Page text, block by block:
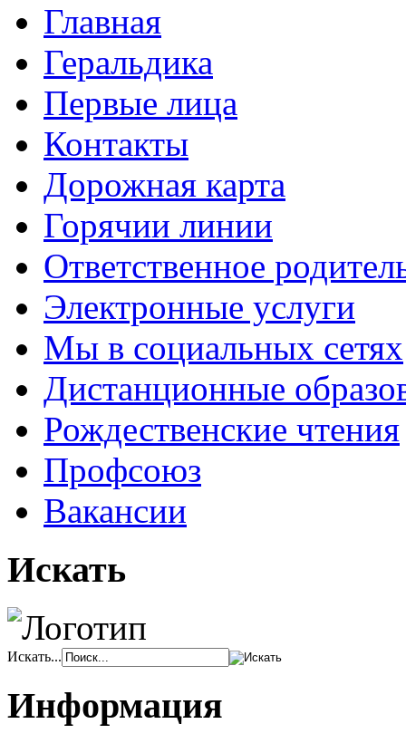
Главная
Геральдика
Первые лица
Контакты
Дорожная карта
Горячии линии
Ответственное
Электронные услуги
Мы в социальных сетях
Дистанционные
Рождественские чтения
Профсоюз
Вакансии
Искать
Искать...
Информация